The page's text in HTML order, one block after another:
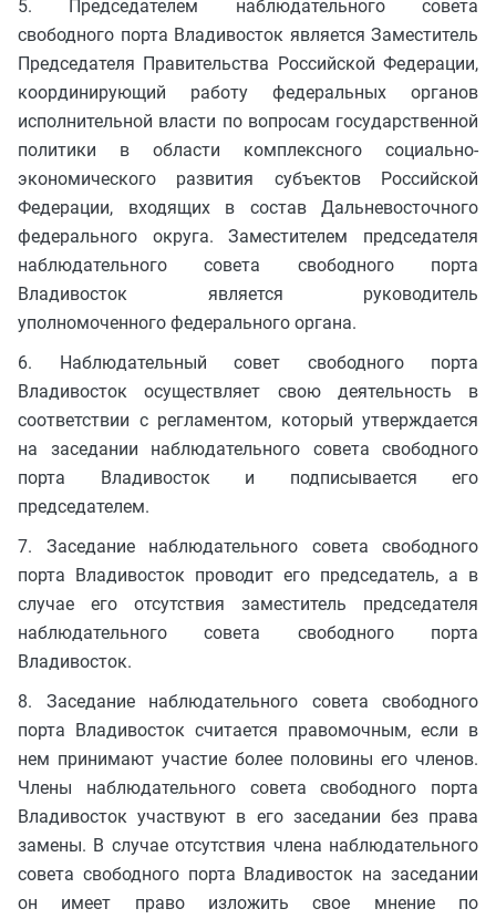
5. Председателем наблюдательного совета
свободного порта Владивосток является Заместитель
Председателя Правительства Российской Федерации,
координирующий работу федеральных органов
исполнительной власти по вопросам государственной
политики в области комплексного социально-
экономического развития субъектов Российской
Федерации, входящих в состав Дальневосточного
федерального округа. Заместителем председателя
наблюдательного совета свободного порта
Владивосток является руководитель
уполномоченного федерального органа.
6. Наблюдательный совет свободного порта
Владивосток осуществляет свою деятельность в
соответствии с регламентом, который утверждается
на заседании наблюдательного совета свободного
порта Владивосток и подписывается его
председателем.
7. Заседание наблюдательного совета свободного
порта Владивосток проводит его председатель, а в
случае его отсутствия заместитель председателя
наблюдательного совета свободного порта
Владивосток.
8. Заседание наблюдательного совета свободного
порта Владивосток считается правомочным, если в
нем принимают участие более половины его членов.
Члены наблюдательного совета свободного порта
Владивосток участвуют в его заседании без права
замены. В случае отсутствия члена наблюдательного
совета свободного порта Владивосток на заседании
он имеет право изложить свое мнение по